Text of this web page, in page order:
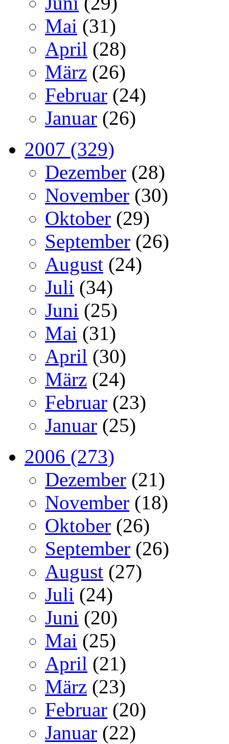
Mai (31)
April (28)
März (26)
Februar (24)
Januar (26)
2007 (329)
Dezember (28)
November (30)
Oktober (29)
September (26)
August (24)
Juli (34)
Juni (25)
Mai (31)
April (30)
März (24)
Februar (23)
Januar (25)
2006 (273)
Dezember (21)
November (18)
Oktober (26)
September (26)
August (27)
Juli (24)
Juni (20)
Mai (25)
April (21)
März (23)
Februar (20)
Januar (22)